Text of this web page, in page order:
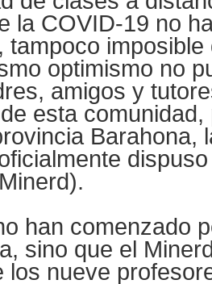
la COVID-19 no
tampoco imposible
optimismo no
amigos y
esta
Barahona,
han comenzado
sino que el
los nueve